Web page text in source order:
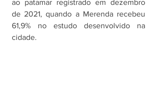
ao patamar registrado em dezembro
de 2021, quando a Merenda recebeu
61,9% no estudo desenvolvido na
cidade.